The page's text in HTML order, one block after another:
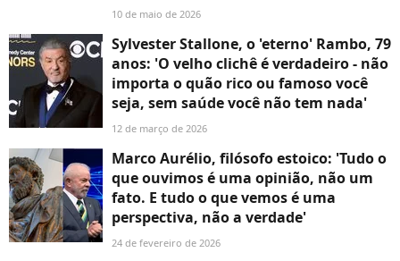
10 de maio de 2026
Sylvester Stallone, o 'eterno' Rambo, 79
anos: 'O velho clichê é verdadeiro - não
importa o quão rico ou famoso você
seja, sem saúde você não tem nada'
12 de março de 2026
Marco Aurélio, filósofo estoico: 'Tudo o
que ouvimos é uma opinião, não um
fato. E tudo o que vemos é uma
perspectiva, não a verdade'
24 de fevereiro de 2026